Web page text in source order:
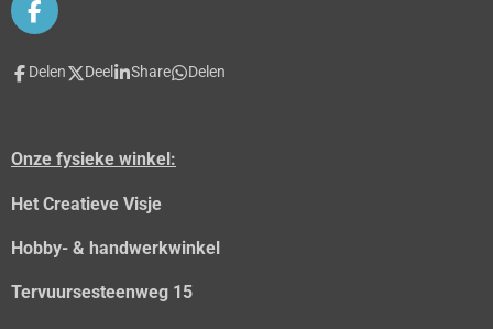
F
a
c
e
k
Delen Deel Share Delen
Onze fysieke winkel:
Het Creatieve Visje
Hobby- & handwerkwinkel
Tervuursesteenweg 15